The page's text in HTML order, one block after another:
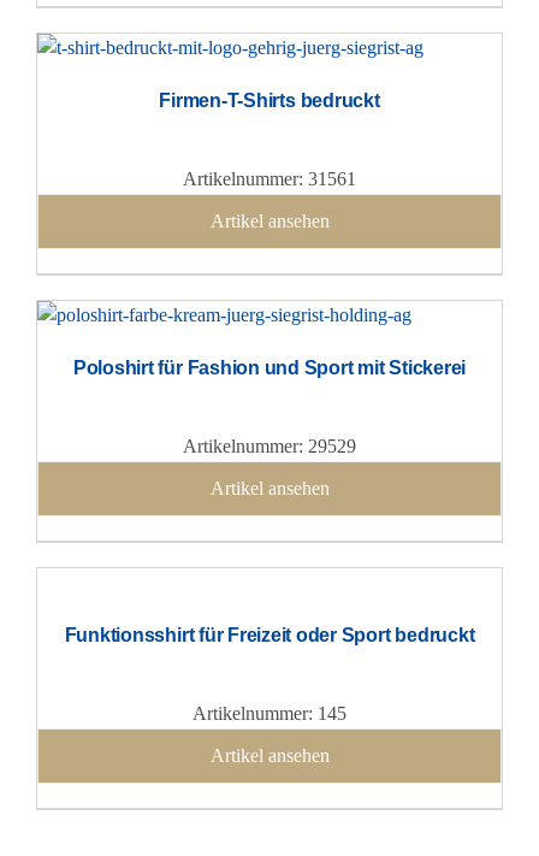
Firmen-T-Shirts bedruckt
Artikelnummer: 31561
Artikel ansehen
Poloshirt für Fashion und Sport mit Stickerei
Artikelnummer: 29529
Artikel ansehen
Funktionsshirt für Freizeit oder Sport bedruckt
Artikelnummer: 145
Artikel ansehen